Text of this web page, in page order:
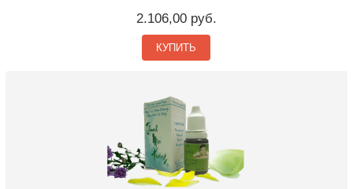
2.106,00 руб.
КУПИТЬ